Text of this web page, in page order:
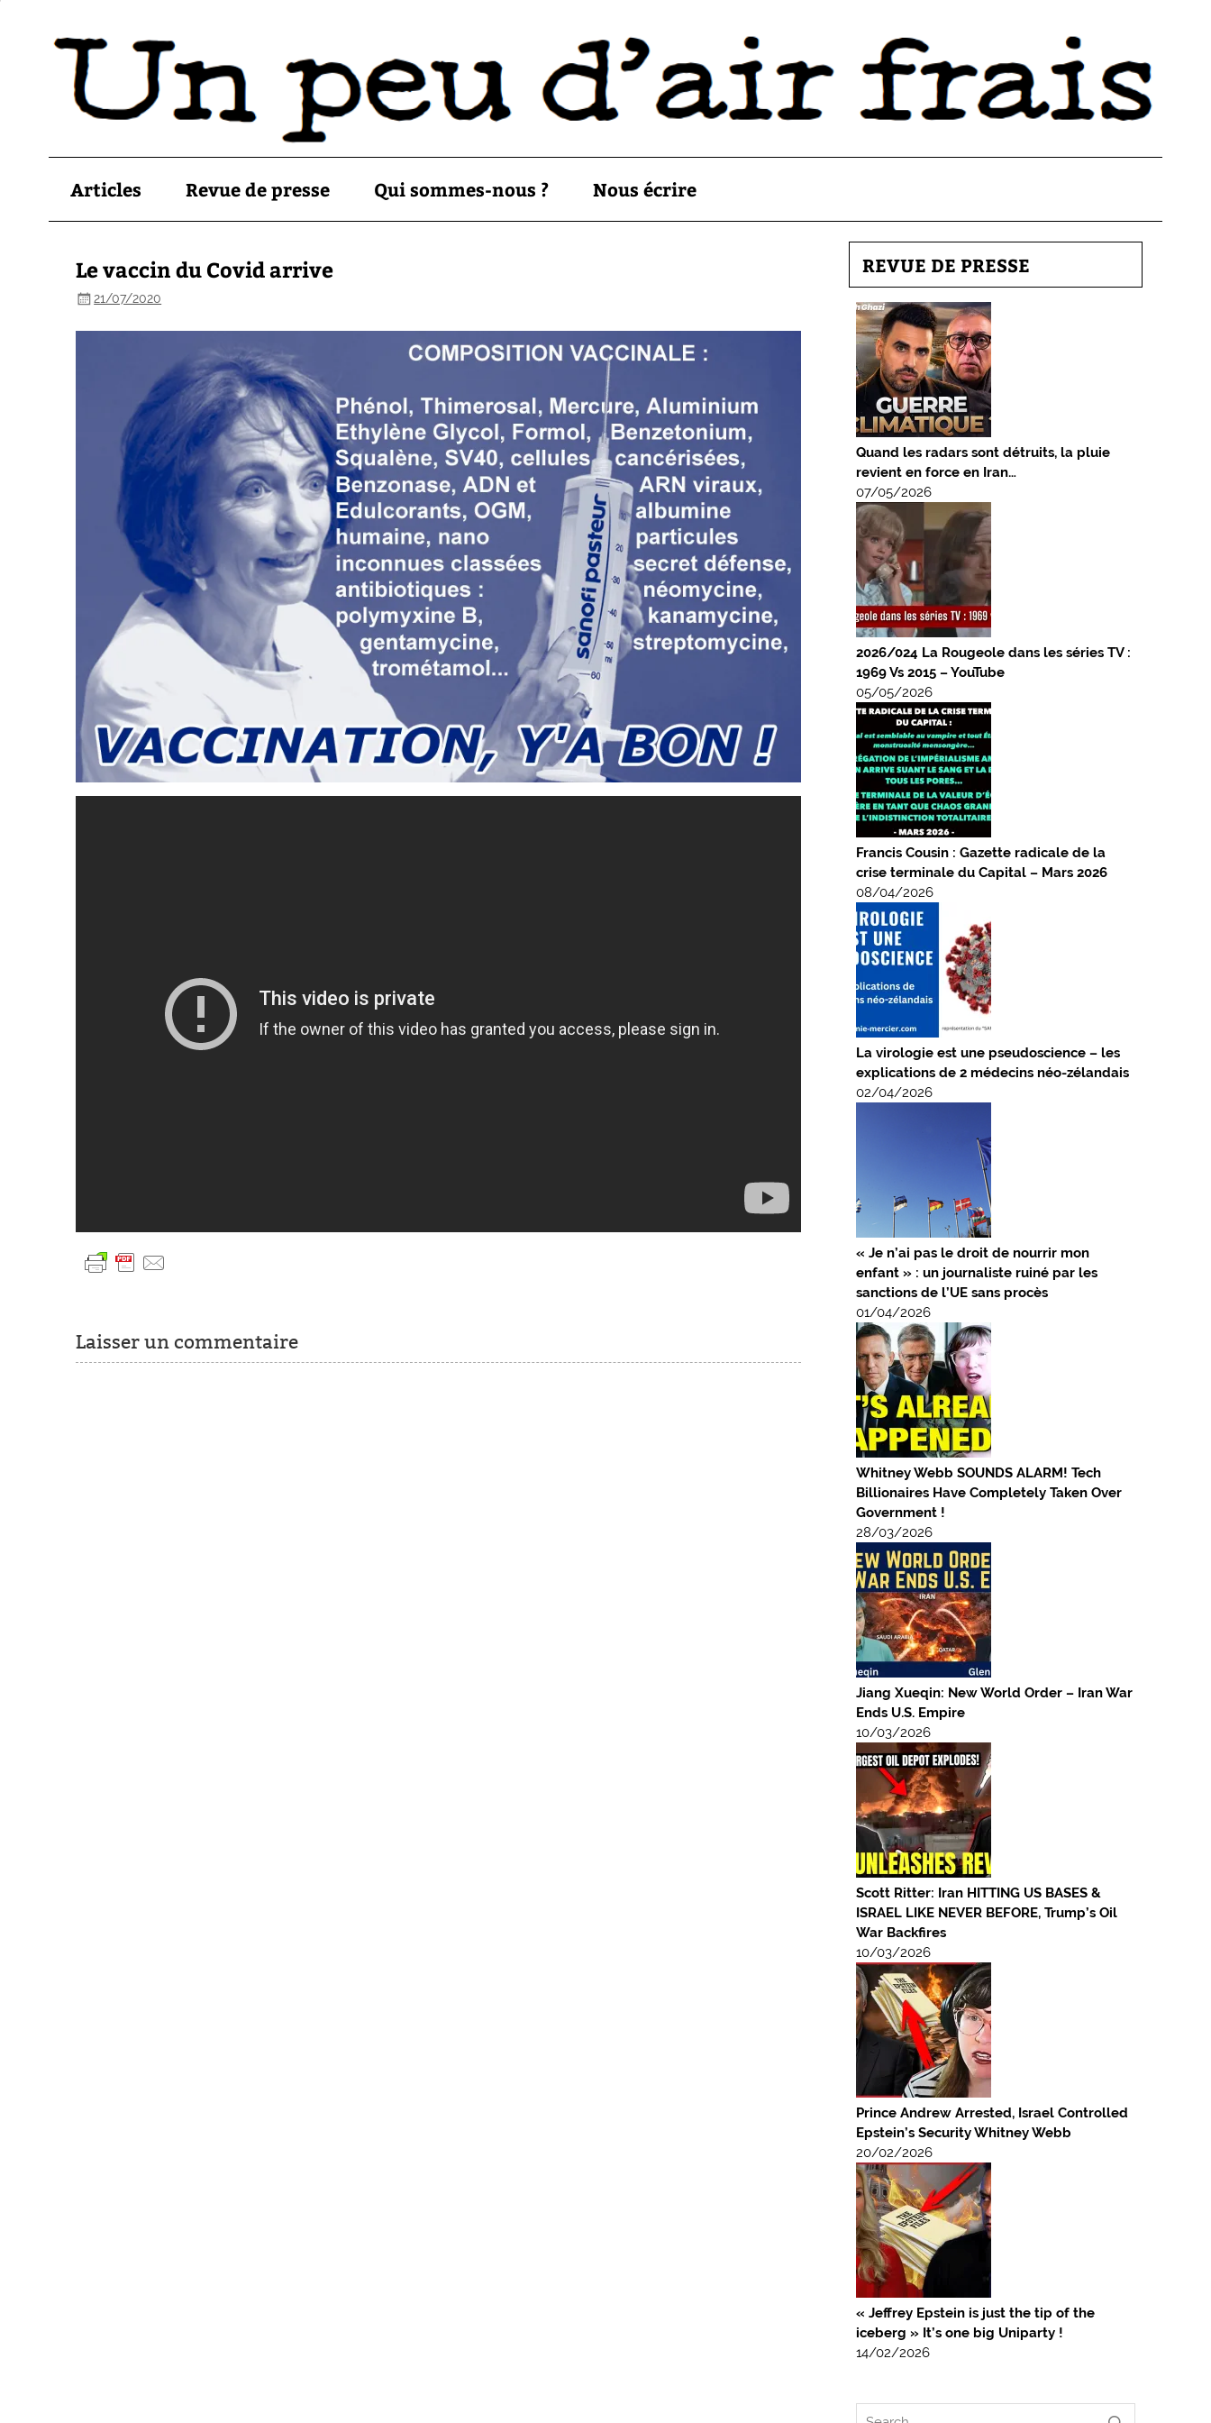
Articles Revue de presse Qui sommes-nous ? Nous écrire
Le vaccin du Covid arrive
21/07/2020
Laisser un commentaire
REVUE DE PRESSE
Quand les radars sont détruits, la pluie
revient en force en Iran…
07/05/2026
2026/024 La Rougeole dans les séries TV :
1969 Vs 2015 – YouTube
05/05/2026
Francis Cousin : Gazette radicale de la
crise terminale du Capital – Mars 2026
08/04/2026
La virologie est une pseudoscience – les
explications de 2 médecins néo-zélandais
02/04/2026
« Je n’ai pas le droit de nourrir mon
enfant » : un journaliste ruiné par les
sanctions de l’UE sans procès
01/04/2026
Whitney Webb SOUNDS ALARM! Tech
Billionaires Have Completely Taken Over
Government !
28/03/2026
Jiang Xueqin: New World Order – Iran War
Ends U.S. Empire
10/03/2026
Scott Ritter: Iran HITTING US BASES &
ISRAEL LIKE NEVER BEFORE, Trump’s Oil
War Backfires
10/03/2026
Prince Andrew Arrested, Israel Controlled
Epstein’s Security Whitney Webb
20/02/2026
« Jeffrey Epstein is just the tip of the
iceberg » It’s one big Uniparty !
14/02/2026